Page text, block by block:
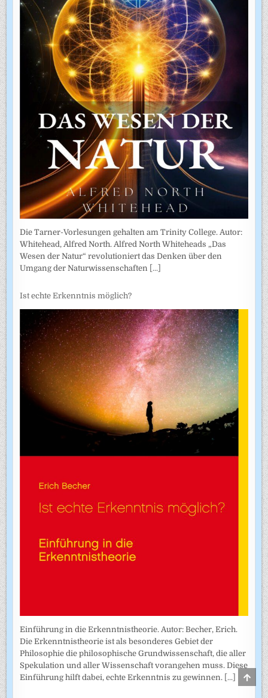
Die Tarner-Vorlesungen gehalten am Trinity College. Autor:
Whitehead, Alfred North. Alfred North Whiteheads „Das
Wesen der Natur“ revolutioniert das Denken über den
Umgang der Naturwissenschaften [...]
Ist echte Erkenntnis möglich?
Einführung in die Erkenntnistheorie. Autor: Becher, Erich.
Die Erkenntnistheorie ist als besonderes Gebiet der
Philosophie die philosophische Grundwissenschaft, die aller
Spekulation und aller Wissenschaft vorangehen muss. Diese
Einführung hilft dabei, echte Erkenntnis zu gewinnen. [...]
TO
TOP